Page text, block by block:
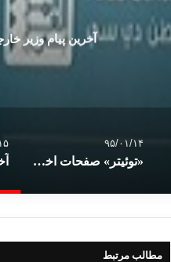
آخرین پیام وزیر
۹۵/۰۱/۱۴
«توئیتر» صفحات اختصاصی گردان‌های القسام را حذف کرد
مطالب مرتبط